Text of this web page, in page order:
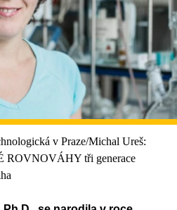
v Praze/Michal Ureš:
tři generace